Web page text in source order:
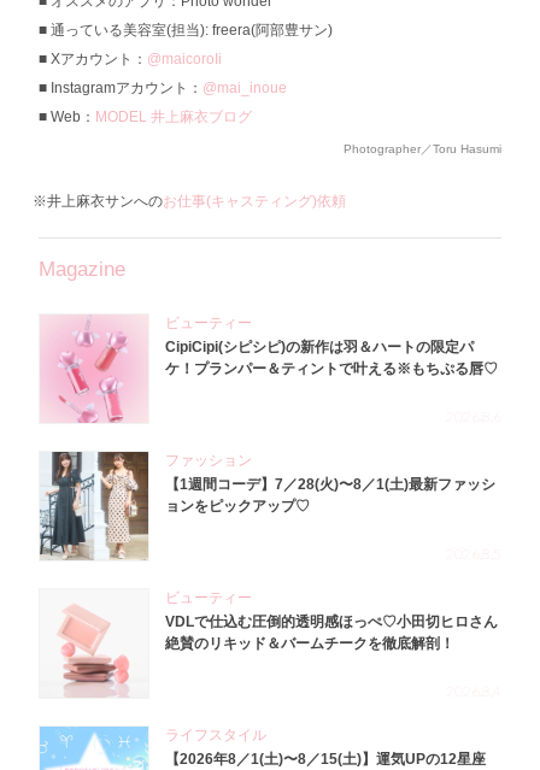
通っている美容室(担当): freera(阿部豊サン)
Xアカウント： @maicoroIi
Instagramアカウント： @mai_inoue
Web： MODEL 井上麻衣ブログ
Photographer／Toru Hasumi
※井上麻衣サンへのお仕事(キャスティング)依頼
Magazine
ビューティー
CipiCipi(シピシピ)の新作は羽＆ハートの限定パ
ケ！プランパー＆ティントで叶える※もちぷる唇♡
ファッション
【1週間コーデ】7／28(火)〜8／1(土)最新ファッシ
ョンをピックアップ♡
ビューティー
VDLで仕込む圧倒的透明感ほっぺ♡小田切ヒロさん
絶賛のリキッド＆バームチークを徹底解剖！
ライフスタイル
【2026年8／1(土)〜8／15(土)】運気UPの12星座